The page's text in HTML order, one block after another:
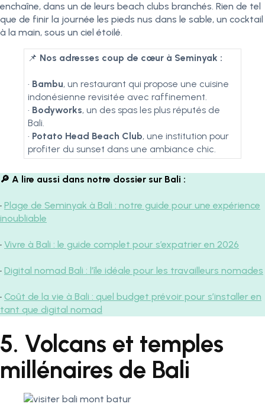
enchaîne, dans un de leurs beach clubs branchés. Rien de tel
que de finir la journée les pieds nus dans le sable, un cocktail
à la main, sous un ciel étoilé.
📌 Nos adresses coup de cœur à Seminyak :
• Bambu, un restaurant qui propose une cuisine
indonésienne revisitée avec raffinement.
• Bodyworks, un des spas les plus réputés de
Bali.
• Potato Head Beach Club, une institution pour
profiter du sunset dans une ambiance chic.
🔎​ A lire aussi dans notre dossier sur Bali :
• Plage de Seminyak à Bali : notre guide pour une expérience
inoubliable
• Vivre à Bali : le guide complet pour s’expatrier en 2026
• Digital nomad Bali : l’île idéale pour les travailleurs nomades
• Coût de la vie à Bali : quel budget prévoir pour s’installer en
tant que digital nomad
5. Volcans et temples
millénaires de Bali